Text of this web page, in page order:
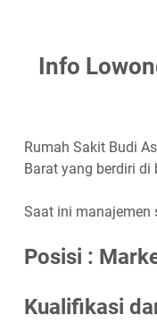
Info
Rumah Sakit Budi
Barat yang berdiri di
Saat ini manajemen
Posisi :
Kualifikasi